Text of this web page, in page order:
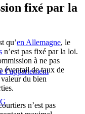
l’appartement
fixé par la
qu’en Allemagne, le
n’est pas fixé par la loi.
à ne pas
éventail de taux de
du bien
n’est pas